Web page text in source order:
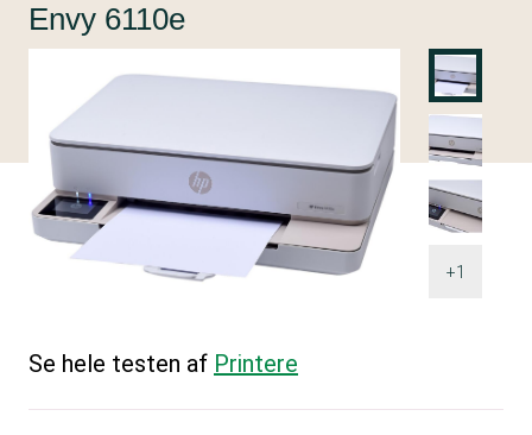
+1
Envy 6110e
Se hele testen af Printere